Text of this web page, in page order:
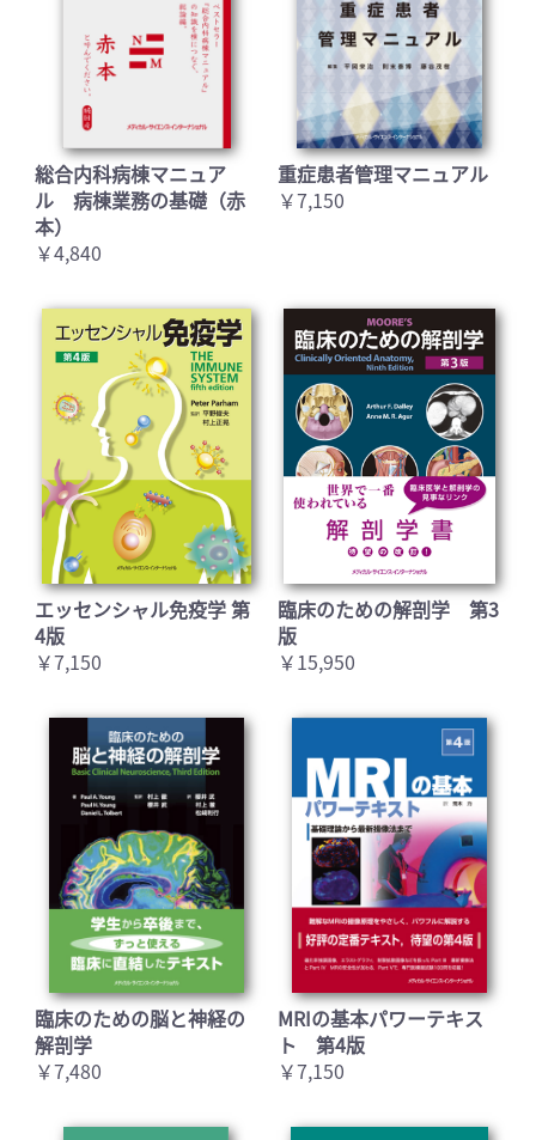
総合内科病棟マニュア
ル 病棟業務の基礎（赤
本）
￥4,840
重症患者管理マニュアル
￥7,150
エッセンシャル免疫学 第
4版
￥7,150
臨床のための解剖学 第3
版
￥15,950
臨床のための脳と神経の
解剖学
￥7,480
MRIの基本パワーテキス
ト 第4版
￥7,150